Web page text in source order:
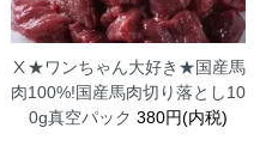
Ⅹ★ワンちゃん大好き★国産馬
肉100%!国産馬肉切り落とし10
0g真空パック 380円(内税)